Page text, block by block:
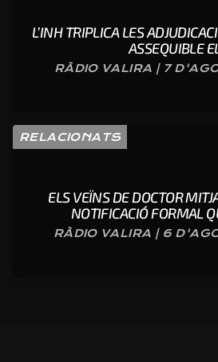
L’INH TRIPLICA LES
ASSEQUIBLE
RÀDIO VALIRA | 7
RELACIONATS
ELS VEÏNS DE DOCTOR
NOTIFICACIÓ FORMAL
RÀDIO VALIRA | 6